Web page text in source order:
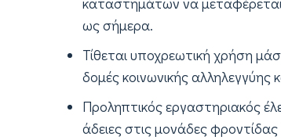
ως σήμερα.
Τίθεται υποχρεωτική χρήση
δομές κοινωνικής
Προληπτικός εργαστηριακός
άδειες στις μονάδες